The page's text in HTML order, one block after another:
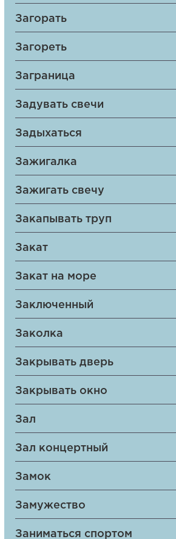
Загорать
Загореть
Заграница
Задувать свечи
Задыхаться
Зажигалка
Зажигать свечу
Закапывать труп
Закат
Закат на море
Заключенный
Заколка
Закрывать дверь
Закрывать окно
Зал
Зал концертный
Замок
Замужество
Заниматься спортом